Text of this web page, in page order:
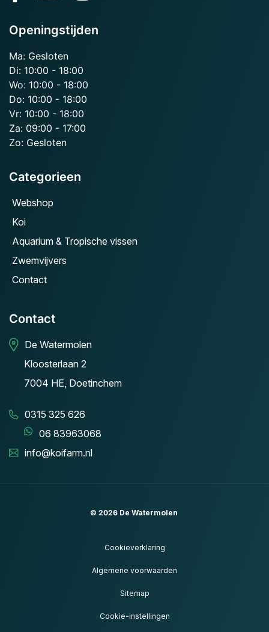
Openingstijden
Ma: Gesloten
Di: 10:00 - 18:00
Wo: 10:00 - 18:00
Do: 10:00 - 18:00
Vr: 10:00 - 18:00
Za: 09:00 - 17:00
Zo: Gesloten
Categorieen
Webshop
Koi
Aquarium & Tropische vissen
Zwemvijvers
Contact
Contact
De Watermolen
Kloosterlaan 2
7004 HE, Doetinchem
0315 325 626
06 83963068
info@koifarm.nl
© 2026 De Watermolen
Cookieverklaring
Algemene voorwaarden
Sitemap
Cookie-instellingen